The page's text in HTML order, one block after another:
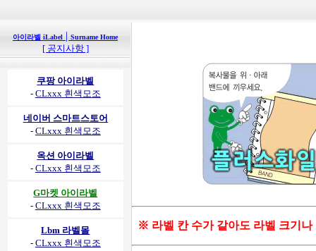
아이라벨 iLabel | Surname Home
[ 공지사항 ]
쿠팡 아이라벨
- CLxxx 흰색모조
네이버 스마트스토어
- CLxxx 흰색모조
옥션 아이라벨
- CLxxx 흰색모조
G마켓 아이라벨
- CLxxx 흰색모조
Lbm 라벨몰
- CLxxx 흰색모조
※ 라벨 칸 수가 같아도 라벨 크기나